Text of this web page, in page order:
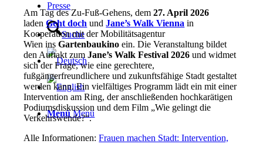
Presse
Suche
Menü Menü
Am Tag des Zu-Fuß-Gehens, dem27. April 2026
ladenGeht doch undJane’s Walk Vienna in
Kooperation mit der Mobilitätsagentur
Wien insGartenbaukino ein. Die Veranstaltung bildet
den Auftakt zumJane’s Walk Festival 2026 und widmet
sich der Frage, wie eine gerechtere,
fußgängerfreundlichere und zukunftsfähige Stadt gestaltet
werden kann. Ein vielfältiges Programm lädt ein mit einer
Intervention am Ring, der anschließenden hochkarätigen
Podiumsdiskussion und dem Film „Wie gelingt die
Verkehrswende?“.
Alle Informationen:Frauen machen Stadt: Intervention,